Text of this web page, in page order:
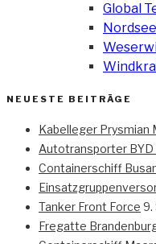
Global
NEUESTE BEITRÄGE
Kabelleger Prysmian
Autotransporter BYD
Containerschiff
Tanker Front Force 9.
Fregatte